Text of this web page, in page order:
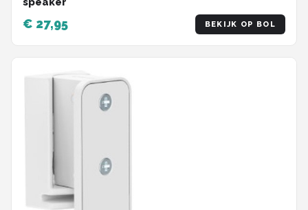
€ 27,95 BEKIJK OP BOL